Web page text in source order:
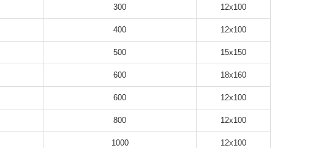
300 12x100
400 12x100
500 15x150
600 18x160
600 12x100
800 12x100
1000 12x100